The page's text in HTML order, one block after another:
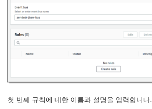
첫 번째 규칙에 대한 이름과 설명을 입력합니다.